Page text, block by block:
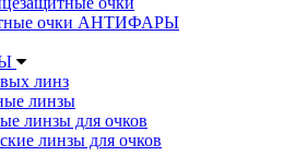
очки АНТИФАРЫ
линз
линзы
линзы для очков
линзы для очков